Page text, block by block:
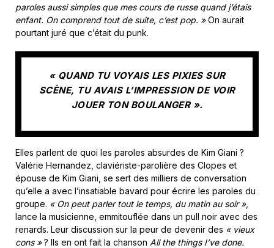
paroles aussi simples que mes cours de russe quand j’étais
enfant. On comprend tout de suite, c’est pop. »On aurait
pourtant juré que c’était du punk.
« QUAND TU VOYAIS LES PIXIES SUR
SCÈNE, TU AVAIS L’IMPRESSION DE VOIR
JOUER TON BOULANGER ».
Elles parlent de quoi les paroles absurdes de Kim Giani ?
Valérie Hernandez, claviériste-parolière des Clopes et
épouse de Kim Giani, se sert des milliers de conversation
qu’elle a avec l’insatiable bavard pour écrire les paroles du
groupe. « On peut parler tout le temps, du matin au soir »,
lance la musicienne, emmitouflée dans un pull noir avec des
renards. Leur discussion sur la peur de devenir des « vieux
cons »? Ils en ont fait la chanson All the things I’ve done.